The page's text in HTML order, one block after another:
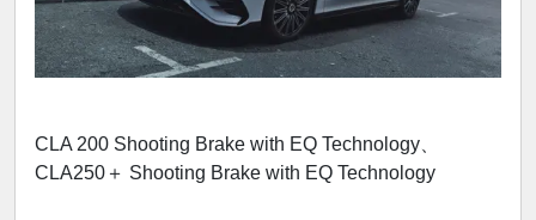
CLA 200 Shooting Brake with EQ Technology、
CLA250＋ Shooting Brake with EQ Technology